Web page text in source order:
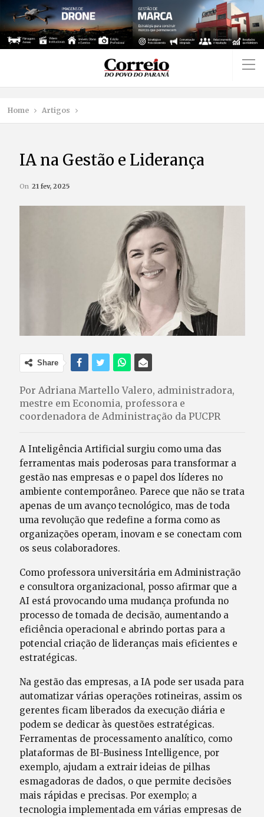
Home Artigos
IA na Gestão e Liderança
On 21 fev, 2025
Share
Por Adriana Martello Valero, administradora,
mestre em Economia, professora e
coordenadora de Administração da PUCPR
A Inteligência Artificial surgiu como uma das
ferramentas mais poderosas para transformar a
gestão nas empresas e o papel dos líderes no
ambiente contemporâneo. Parece que não se trata
apenas de um avanço tecnológico, mas de toda
uma revolução que redefine a forma como as
organizações operam, inovam e se conectam com
os seus colaboradores.
Como professora universitária em Administração
e consultora organizacional, posso afirmar que a
AI está provocando uma mudança profunda no
processo de tomada de decisão, aumentando a
eficiência operacional e abrindo portas para a
potencial criação de lideranças mais eficientes e
estratégicas.
Na gestão das empresas, a IA pode ser usada para
automatizar várias operações rotineiras, assim os
gerentes ficam liberados da execução diária e
podem se dedicar às questões estratégicas.
Ferramentas de processamento analítico, como
plataformas de BI-Business Intelligence, por
exemplo, ajudam a extrair ideias de pilhas
esmagadoras de dados, o que permite decisões
mais rápidas e precisas. Por exemplo; a
tecnologia implementada em várias empresas de